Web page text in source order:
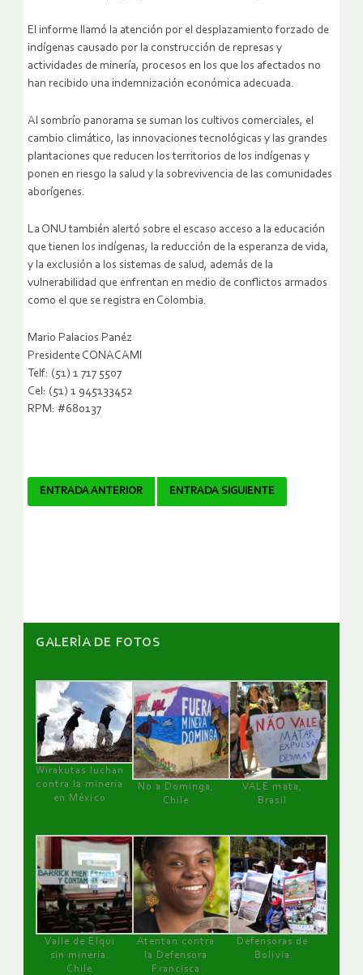
El informe llamó la atención por el desplazamiento forzado de
indígenas causado por la construcción de represas y
actividades de minería, procesos en los que los afectados no
han recibido una indemnización económica adecuada.
Al sombrío panorama se suman los cultivos comerciales, el
cambio climático, las innovaciones tecnológicas y las grandes
plantaciones que reducen los territorios de los indígenas y
ponen en riesgo la salud y la sobrevivencia de las comunidades
aborígenes.
La ONU también alertó sobre el escaso acceso a la educación
que tienen los indígenas, la reducción de la esperanza de vida,
y la exclusión a los sistemas de salud, además de la
vulnerabilidad que enfrentan en medio de conflictos armados
como el que se registra en Colombia.
Mario Palacios Panéz
Presidente CONACAMI
Telf: (51) 1 717 5507
Cel: (51) 1 945133452
RPM: #680137
Navegador
ENTRADA ANTERIOR ENTRADA SIGUIENTE
GALERÌA DE FOTOS
Wirakutas luchan
contra la minería
en México
No a Dominga,
Chile
VALE mata,
Brasil
Valle de Elqui
sin minería.
Chile
Atentan contra
la Defensora
Francisca
Defensoras de
Bolivia